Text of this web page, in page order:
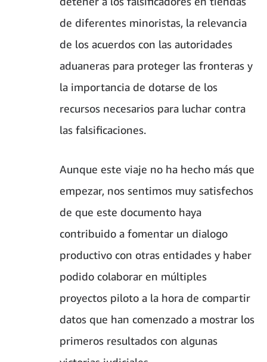
de diferentes minoristas, la relevancia
de los acuerdos con las autoridades
aduaneras para proteger las fronteras y
la importancia de dotarse de los
recursos necesarios para luchar contra
las falsificaciones.
Aunque este viaje no ha hecho más que
empezar, nos sentimos muy satisfechos
de que este documento haya
contribuido a fomentar un dialogo
productivo con otras entidades y haber
podido colaborar en múltiples
proyectos piloto a la hora de compartir
datos que han comenzado a mostrar los
primeros resultados con algunas